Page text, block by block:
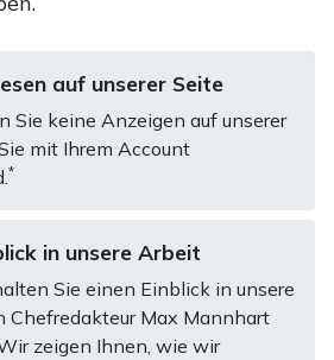
auf unserer Seite
Sie keine Anzeigen auf unserer
mit Ihrem Account
*
in unsere Arbeit
Sie einen Einblick in unsere
Chefredakteur Max Mannhart
zeigen Ihnen, wie wir